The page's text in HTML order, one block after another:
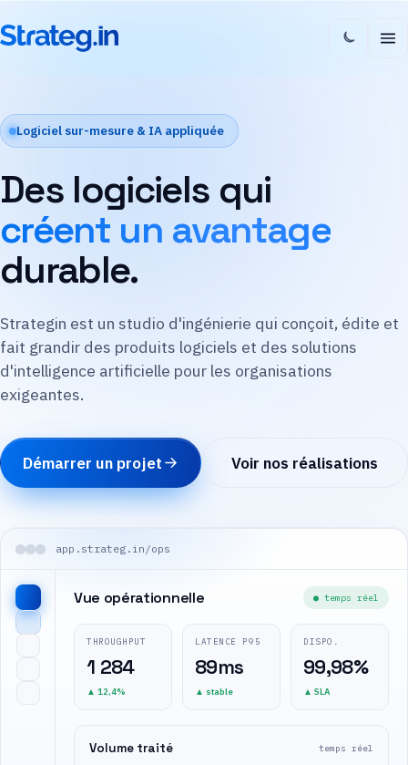
Logiciel sur-mesure & IA appliquée
Des logiciels qui
créent un avantage
durable.
Strategin est un studio d'ingénierie qui conçoit, édite et
fait grandir des produits logiciels et des solutions
d'intelligence artificielle pour les organisations
exigeantes.
Démarrer un projet Voir nos réalisations
app.strateg.in/ops
Vue opérationnelle ● temps réel
THROUGHPUT
1 284
▲ 12,4%
LATENCE P95
89ms
▲ stable
DISPO.
99,98%
▲ SLA
Volume traité temps réel